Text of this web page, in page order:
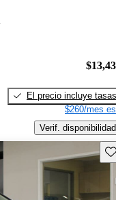
El precio incluye tasas
$260/mes
Verif. disponibilidad